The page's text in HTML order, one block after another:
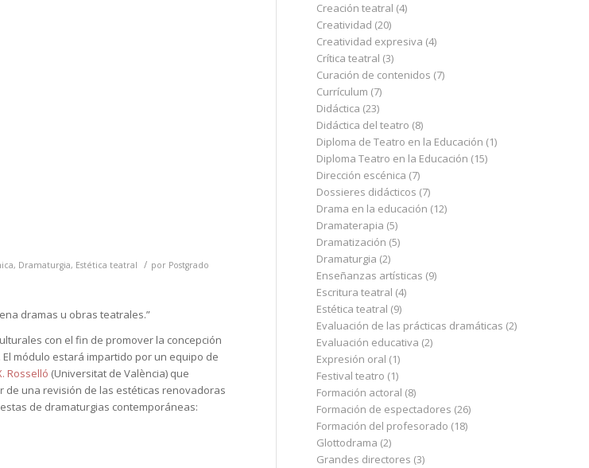
, Dramaturgia, Estética teatral / por Postgrado
dramas u obras teatrales.”
con el fin de promover la concepción
módulo estará impartido por un equipo de
Rosselló (Universitat de València) que
una revisión de las estéticas renovadoras
de dramaturgias contemporáneas:
Creación teatral (4)
Creatividad (20)
Creatividad expresiva (4)
Crítica teatral (3)
Curación de contenidos (7)
Currículum (7)
Didáctica (23)
Didáctica del teatro (8)
Diploma de Teatro en la Educación (1)
Diploma Teatro en la Educación (15)
Dirección escénica (7)
Dossieres didácticos (7)
Drama en la educación (12)
Dramaterapia (5)
Dramatización (5)
Dramaturgia (2)
Enseñanzas artísticas (9)
Escritura teatral (4)
Estética teatral (9)
Evaluación de las prácticas dramáticas (2)
Evaluación educativa (2)
Expresión oral (1)
Festival teatro (1)
Formación actoral (8)
Formación de espectadores (26)
Formación del profesorado (18)
Glottodrama (2)
Grandes directores (3)